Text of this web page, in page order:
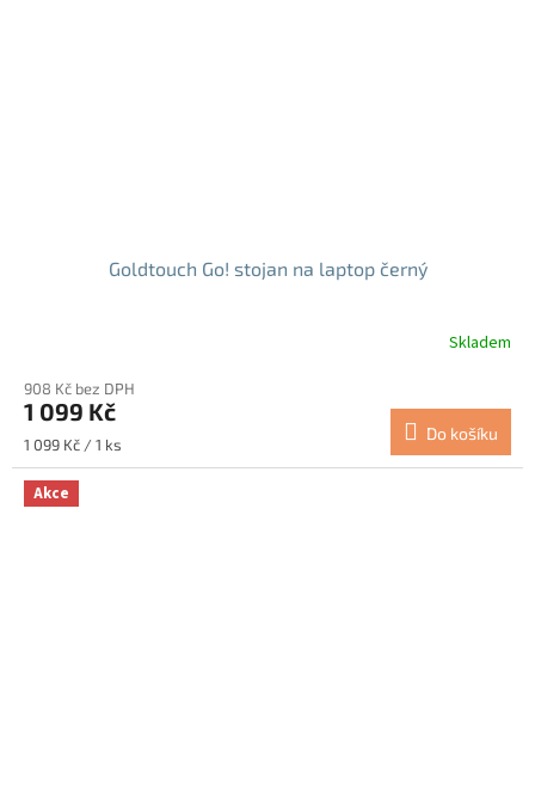
Goldtouch Go! stojan na laptop černý
Skladem
908 Kč bez DPH
1 099 Kč
Měrná
cena:
1 099 Kč / 1 ks
Do košíku
Akce